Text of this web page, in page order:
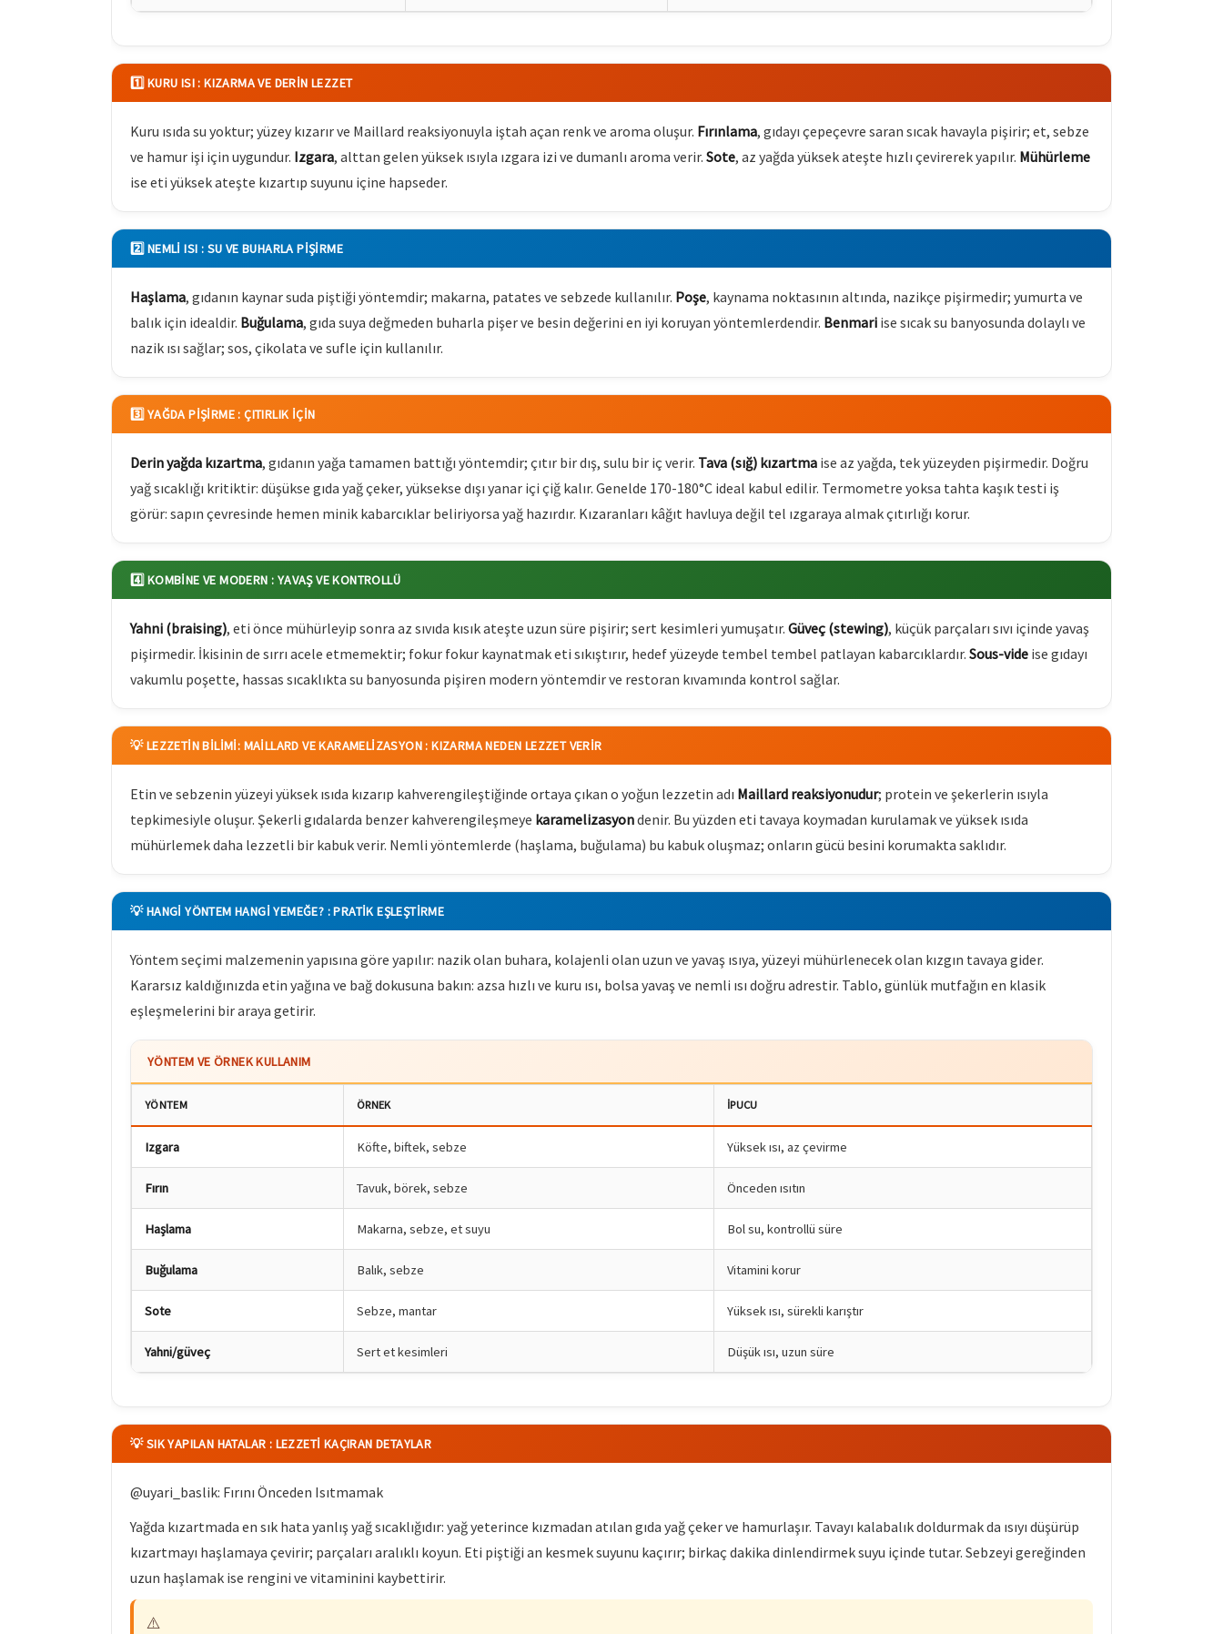
1️⃣ KURU ISI : KIZARMA VE DERIN LEZZET
Kuru ısıda su yoktur; yüzey kızarır ve Maillard reaksiyonuyla iştah açan renk ve aroma oluşur. Fırınlama, gıdayı çepeçevre saran sıcak havayla pişirir; et, sebze
ve hamur işi için uygundur. Izgara, alttan gelen yüksek ısıyla ızgara izi ve dumanlı aroma verir. Sote, az yağda yüksek ateşte hızlı çevirerek yapılır. Mühürleme
ise eti yüksek ateşte kızartıp suyunu içine hapseder.
2️⃣ NEMLI ISI : SU VE BUHARLA PIŞIRME
Haşlama, gıdanın kaynar suda piştiği yöntemdir; makarna, patates ve sebzede kullanılır. Poşe, kaynama noktasının altında, nazikçe pişirmedir; yumurta ve
balık için idealdir. Buğulama, gıda suya değmeden buharla pişer ve besin değerini en iyi koruyan yöntemlerdendir. Benmari ise sıcak su banyosunda dolaylı ve
nazik ısı sağlar; sos, çikolata ve sufle için kullanılır.
3️⃣ YAĞDA PIŞIRME : ÇITIRLIK İÇIN
Derin yağda kızartma, gıdanın yağa tamamen battığı yöntemdir; çıtır bir dış, sulu bir iç verir. Tava (sığ) kızartma ise az yağda, tek yüzeyden pişirmedir. Doğru
yağ sıcaklığı kritiktir: düşükse gıda yağ çeker, yüksekse dışı yanar içi çiğ kalır. Genelde 170-180°C ideal kabul edilir. Termometre yoksa tahta kaşık testi iş
görür: sapın çevresinde hemen minik kabarcıklar beliriyorsa yağ hazırdır. Kızaranları kâğıt havluya değil tel ızgaraya almak çıtırlığı korur.
4️⃣ KOMBINE VE MODERN : YAVAŞ VE KONTROLLÜ
Yahni (braising), eti önce mühürleyip sonra az sıvıda kısık ateşte uzun süre pişirir; sert kesimleri yumuşatır. Güveç (stewing), küçük parçaları sıvı içinde yavaş
pişirmedir. İkisinin de sırrı acele etmemektir; fokur fokur kaynatmak eti sıkıştırır, hedef yüzeyde tembel tembel patlayan kabarcıklardır. Sous-vide ise gıdayı
vakumlu poşette, hassas sıcaklıkta su banyosunda pişiren modern yöntemdir ve restoran kıvamında kontrol sağlar.
💡 LEZZETIN BILIMI: MAILLARD VE KARAMELIZASYON : KIZARMA NEDEN LEZZET VERIR
Etin ve sebzenin yüzeyi yüksek ısıda kızarıp kahverengileştiğinde ortaya çıkan o yoğun lezzetin adı Maillard reaksiyonudur; protein ve şekerlerin ısıyla
tepkimesiyle oluşur. Şekerli gıdalarda benzer kahverengileşmeye karamelizasyondenir. Bu yüzden eti tavaya koymadan kurulamak ve yüksek ısıda
mühürlemek daha lezzetli bir kabuk verir. Nemli yöntemlerde (haşlama, buğulama) bu kabuk oluşmaz; onların gücü besini korumakta saklıdır.
💡 HANGI YÖNTEM HANGI YEMEĞE? : PRATIK EŞLEŞTIRME
Yöntem seçimi malzemenin yapısına göre yapılır: nazik olan buhara, kolajenli olan uzun ve yavaş ısıya, yüzeyi mühürlenecek olan kızgın tavaya gider.
Kararsız kaldığınızda etin yağına ve bağ dokusuna bakın: azsa hızlı ve kuru ısı, bolsa yavaş ve nemli ısı doğru adrestir. Tablo, günlük mutfağın en klasik
eşleşmelerini bir araya getirir.
YÖNTEM VE ÖRNEK KULLANIM
YÖNTEM ÖRNEK İPUCU
Izgara Köfte, biftek, sebze Yüksek ısı, az çevirme
Fırın Tavuk, börek, sebze Önceden ısıtın
Haşlama Makarna, sebze, et suyu Bol su, kontrollü süre
Buğulama Balık, sebze Vitamini korur
Sote Sebze, mantar Yüksek ısı, sürekli karıştır
Yahni/güveç Sert et kesimleri Düşük ısı, uzun süre
💡 SIK YAPILAN HATALAR : LEZZETI KAÇIRAN DETAYLAR
@uyari_baslik: Fırını Önceden Isıtmamak
Yağda kızartmada en sık hata yanlış yağ sıcaklığıdır: yağ yeterince kızmadan atılan gıda yağ çeker ve hamurlaşır. Tavayı kalabalık doldurmak da ısıyı düşürüp
kızartmayı haşlamaya çevirir; parçaları aralıklı koyun. Eti piştiği an kesmek suyunu kaçırır; birkaç dakika dinlendirmek suyu içinde tutar. Sebzeyi gereğinden
uzun haşlamak ise rengini ve vitaminini kaybettirir.
⚠️